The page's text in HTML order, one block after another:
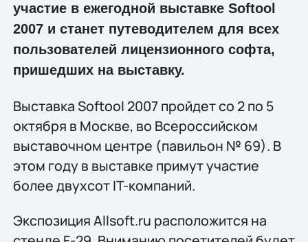
участие в ежегодной выставке Softool
2007 и станет путеводителем для всех
пользователей лицензионного софта,
пришедших на выставку.
Выставка Softool 2007 пройдет со 2 по 5
октября в Москве, во Всероссийском
выставочном центре (павильон № 69). В
этом году в выставке примут участие
более двухсот IT-компаний.
Экспозиция Allsoft.ru расположится на